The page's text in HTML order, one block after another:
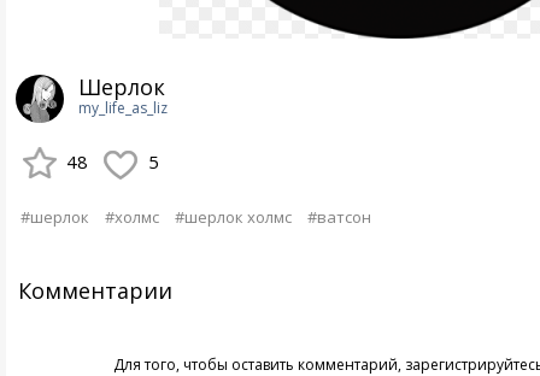
Шерлок
my_life_as_liz
48 5
#шерлок #холмс #шерлок холмс #ватсон
Комментарии
Для того, чтобы оставить комментарий,